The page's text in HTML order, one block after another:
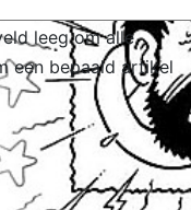
leeg om alle
een bepaald artikel